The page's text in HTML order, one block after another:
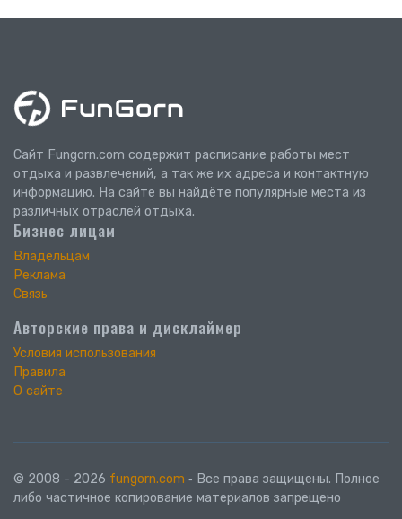
Сайт Fungorn.com содержит расписание работы мест
отдыха и развлечений, а так же их адреса и контактную
информацию. На сайте вы найдёте популярные места из
различных отраслей отдыха.
Бизнес лицам
Владельцам
Реклама
Связь
Авторские права и дисклаймер
Условия использования
Правила
О сайте
© 2008 - 2026 fungorn.com ‐ Все права защищены. Полное
либо частичное копирование материалов запрещено